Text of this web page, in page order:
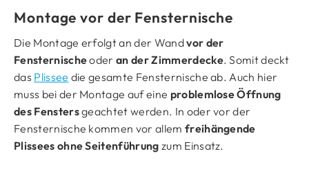
Montage vor der Fensternische
Die Montage erfolgt an der Wandvor der
Fensternischeoderan der Zimmerdecke. Somit deckt
das Plissee die gesamte Fensternische ab. Auch hier
muss bei der Montage auf eine problemlose Öffnung
des Fenstersgeachtet werden. In oder vor der
Fensternische kommen vor allem freihängende
Plissees ohne Seitenführung zum Einsatz.